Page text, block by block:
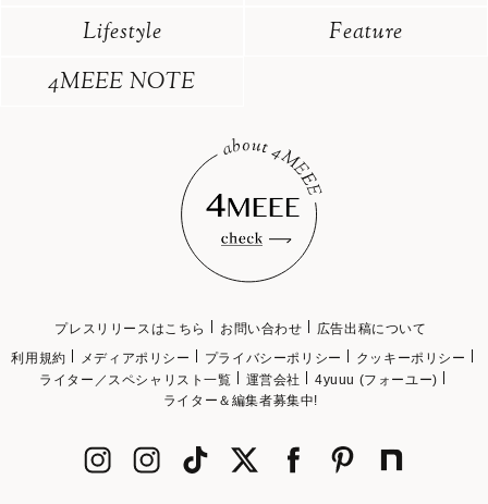
Lifestyle
Feature
4MEEE NOTE
プレスリリースはこちら お問い合わせ
広告出稿について
利用規約
メディアポリシー プライバシーポリシー
クッキーポリシー
ライター／スペシャリスト一覧
運営会社
4yuuu (フォーユー)
ライター＆編集者募集中!